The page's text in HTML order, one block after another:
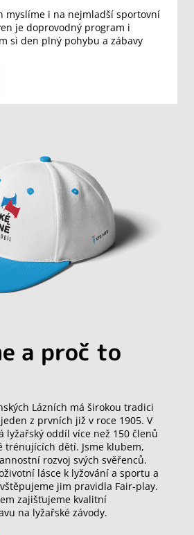
myslíme i na nejmladší sportovní
je doprovodný program i
si den plný pohybu a zábavy
a proč to
Lázních má širokou tradici
z prvních již v roce 1905. V
lyžařský oddíl více než 150 členů
trénujících dětí. Jsme klubem,
rozvoj svých svěřenců.
lásce k lyžování a sportu a
jim pravidla Fair-play.
zajišťujeme kvalitní
na lyžařské závody.